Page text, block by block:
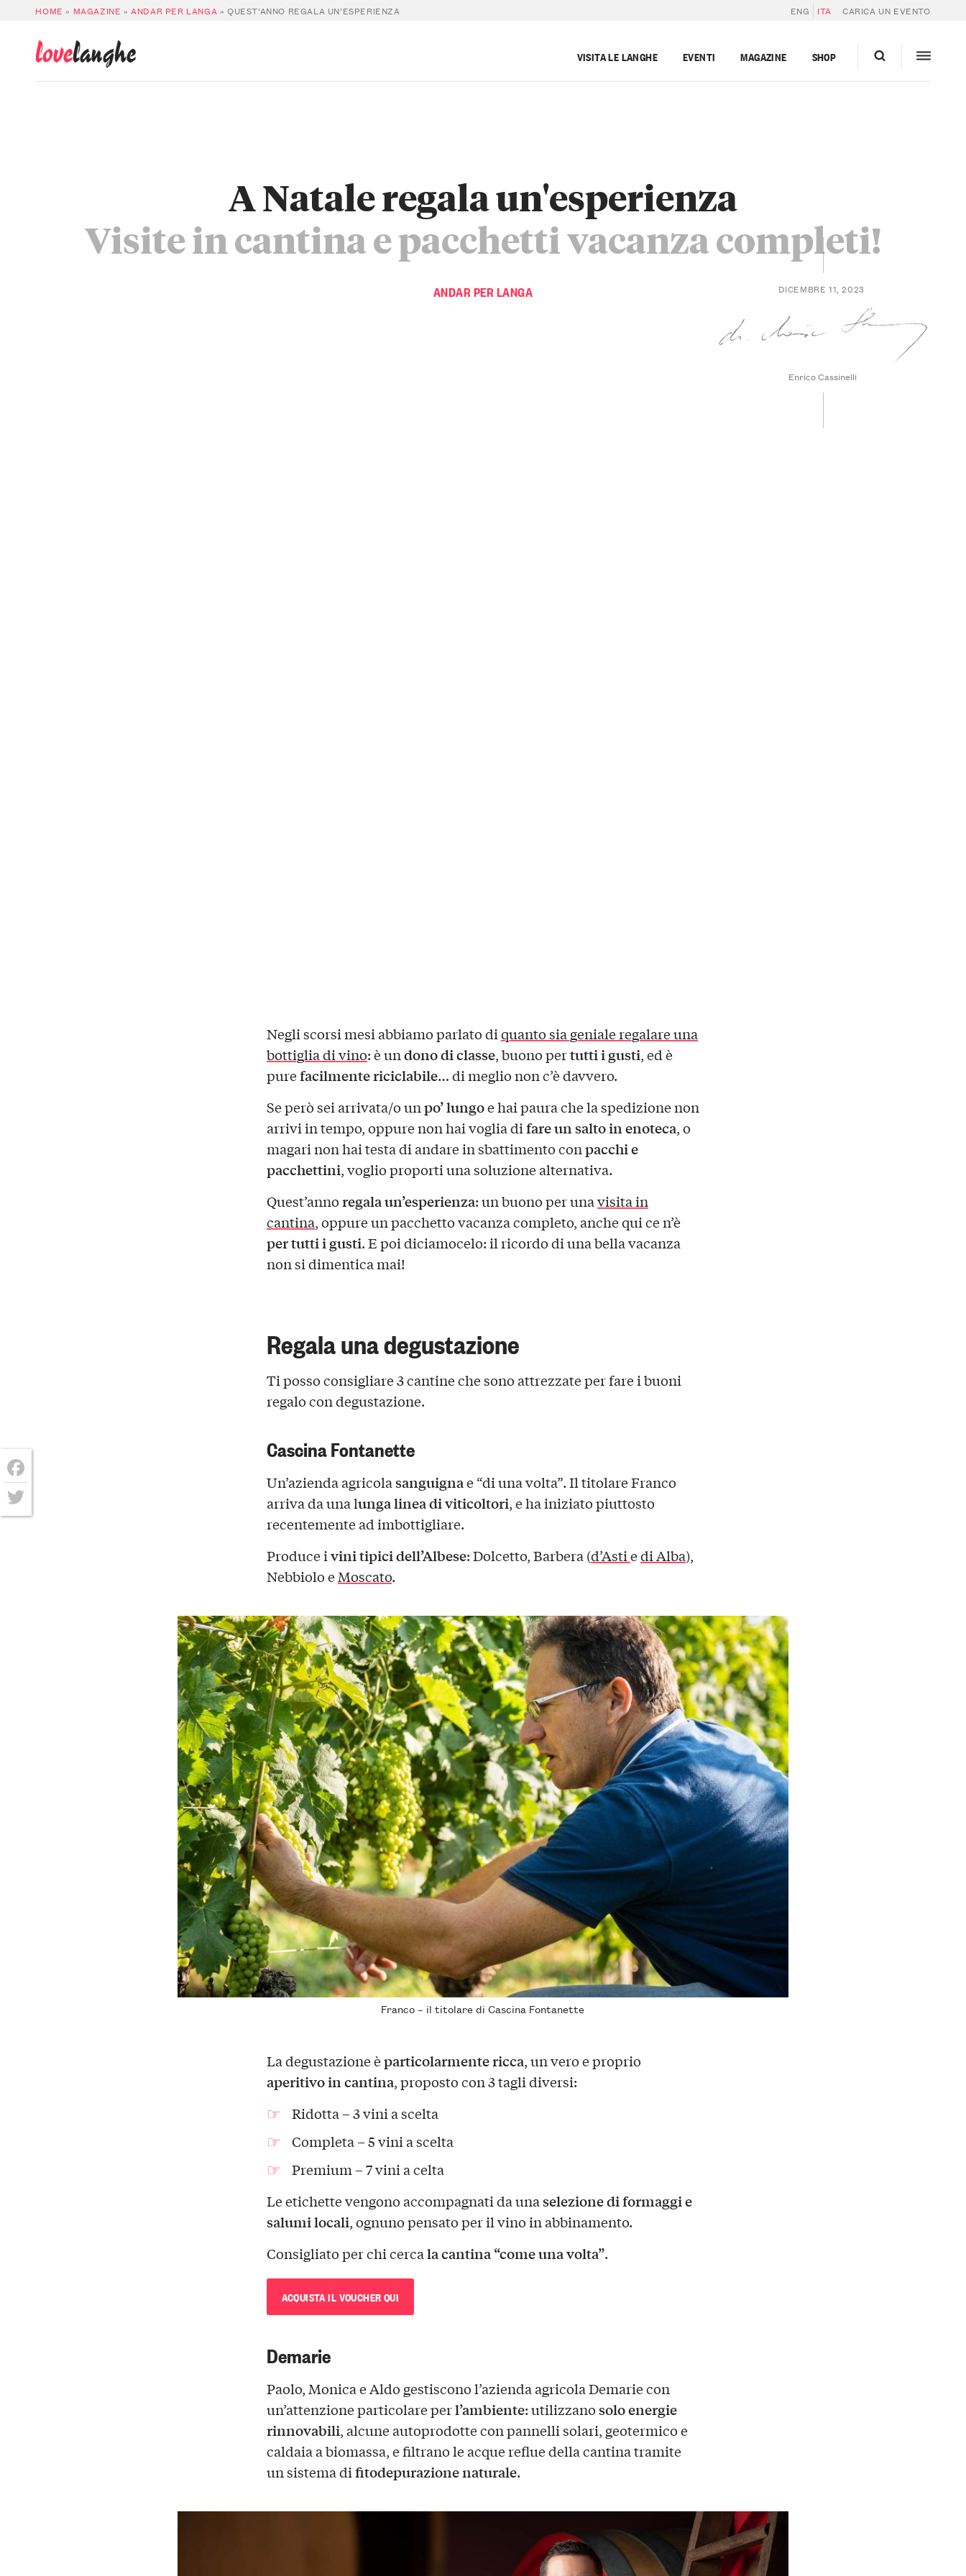
HOME » MAGAZINE »ANDAR PER LANGA » QUEST’ANNO REGALA UN’ESPERIENZA ENG ITA CARICA UN EVENTO
lovelanghe VISITA LE LANGHE EVENTI MAGAZINE SHOP
ANDAR PER LANGA
A Natale regala un'esperienza
Visite in cantina e pacchetti vacanza completi!
DICEMBRE 11, 2023
Enrico Cassinelli
Negli scorsi mesi abbiamo parlato diquanto sia geniale regalare una
bottiglia di vino: è undono di classe, buono pertutti i gusti, ed è
purefacilmente riciclabile… di meglio non c’è davvero.
Se però sei arrivata/o unpo’ lungoe hai paura che la spedizione non
arrivi in tempo, oppure non hai voglia difare un salto in enoteca, o
magari non hai testa di andare in sbattimento conpacchi e
pacchettini, voglio proporti una soluzione alternativa.
Quest’annoregala un’esperienza: un buono per unavisita in
cantina, oppure un pacchetto vacanza completo, anche qui ce n’è
per tutti i gusti. E poi diciamocelo: il ricordo di una bella vacanza
non si dimentica mai!
Regala una degustazione
Ti posso consigliare 3 cantine che sono attrezzate per fare i buoni
regalo con degustazione.
Cascina Fontanette
Un’azienda agricolasanguignae “di una volta”. Il titolare Franco
arriva da una lunga linea di viticoltori, e ha iniziato piuttosto
recentemente ad imbottigliare.
Produce ivini tipici dell’Albese: Dolcetto, Barbera (d’Astiedi Alba),
Nebbiolo eMoscato.
Franco – il titolare di Cascina Fontanette
La degustazione èparticolarmente ricca, un vero e proprio
aperitivo in cantina, proposto con 3 tagli diversi:
Ridotta – 3 vini a scelta
Completa – 5 vini a scelta
Premium – 7 vini a celta
Le etichette vengono accompagnati da unaselezione di formaggi e
salumi locali, ognuno pensato per il vino in abbinamento.
Consigliato per chi cercala cantina “come una volta”.
ACQUISTA IL VOUCHER QUI
Demarie
Paolo, Monica e Aldo gestiscono l’azienda agricola Demarie con
un’attenzione particolare perl’ambiente: utilizzanosolo energie
rinnovabili, alcune autoprodotte con pannelli solari, geotermico e
caldaia a biomassa, e filtrano le acque reflue della cantina tramite
un sistema difitodepurazione naturale.
Facebook
Twitter